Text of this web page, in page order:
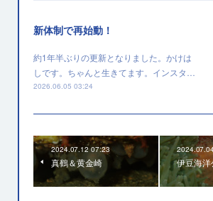
新体制で再始動！
約1年半ぶりの更新となりました。かけは
しです。ちゃんと生きてます。インスタ…
2026.06.05 03:24
2024.07.12 07:23
真鶴＆黄金崎 伊豆海洋